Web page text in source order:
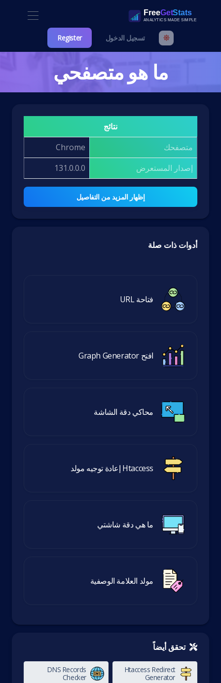
تسجيل الدخول Register
ما هو متصفحي
نتائج
متصفحك
Chrome
إصدار المستعرض
131.0.0.0
إظهار المزيد من التفاصيل
أدوات ذات صلة
فتاحة URL
افتح Graph Generator
محاكي دقة الشاشة
Htaccess إعادة توجيه مولد
ما هي دقة شاشتي
مولد العلامة الوصفية
تحقق أيضاً
Htaccess Redirect
Generator
DNS Records
Checker